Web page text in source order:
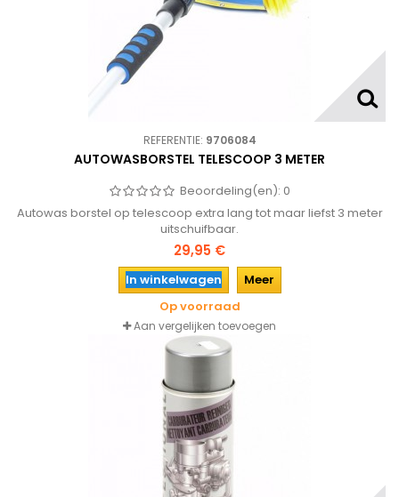
REFERENTIE: 9706084
AUTOWASBORSTEL TELESCOOP 3 METER
Beoordeling(en): 0
Autowas borstel op telescoop extra lang tot maar liefst 3 meter
uitschuifbaar.
29,95 €
In winkelwagen
Meer
Op voorraad
Aan vergelijken toevoegen